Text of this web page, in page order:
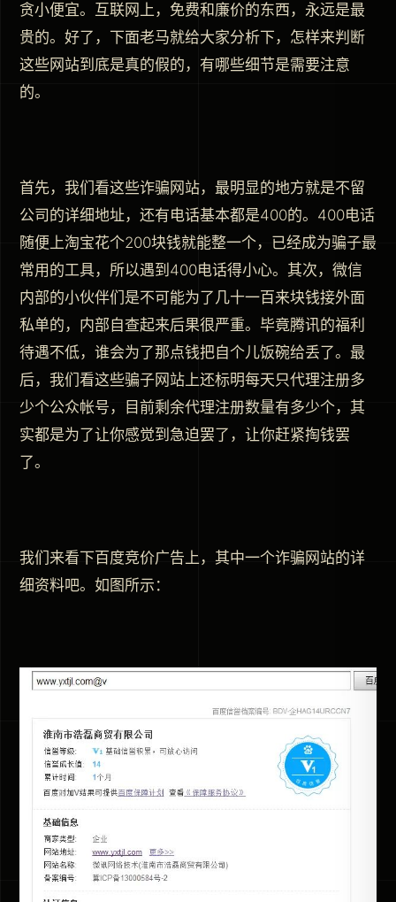
贪小便宜。互联网上，免费和廉价的东西，永远是最
贵的。好了，下面老马就给大家分析下，怎样来判断
这些网站到底是真的假的，有哪些细节是需要注意
的。
首先，我们看这些诈骗网站，最明显的地方就是不留
公司的详细地址，还有电话基本都是400的。400电话
随便上淘宝花个200块钱就能整一个，已经成为骗子最
常用的工具，所以遇到400电话得小心。其次，微信
内部的小伙伴们是不可能为了几十一百来块钱接外面
私单的，内部自查起来后果很严重。毕竟腾讯的福利
待遇不低，谁会为了那点钱把自个儿饭碗给丢了。最
后，我们看这些骗子网站上还标明每天只代理注册多
少个公众帐号，目前剩余代理注册数量有多少个，其
实都是为了让你感觉到急迫罢了，让你赶紧掏钱罢
了。
我们来看下百度竞价广告上，其中一个诈骗网站的详
细资料吧。如图所示：